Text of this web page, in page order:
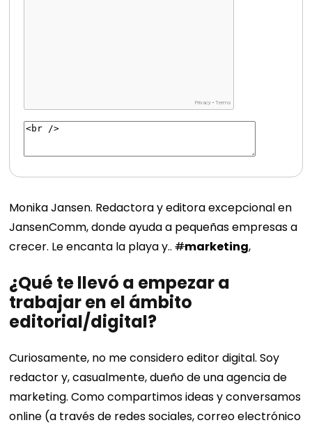
Monika Jansen. Redactora y editora excepcional en
JansenComm, donde ayuda a pequeñas empresas a
crecer. Le encanta la playa y..#marketing,
¿Qué te llevó a empezar a
trabajar en el ámbito
editorial/digital?
Curiosamente, no me considero editor digital. Soy
redactor y, casualmente, dueño de una agencia de
marketing. Como compartimos ideas y conversamos
online (a través de redes sociales, correo electrónico